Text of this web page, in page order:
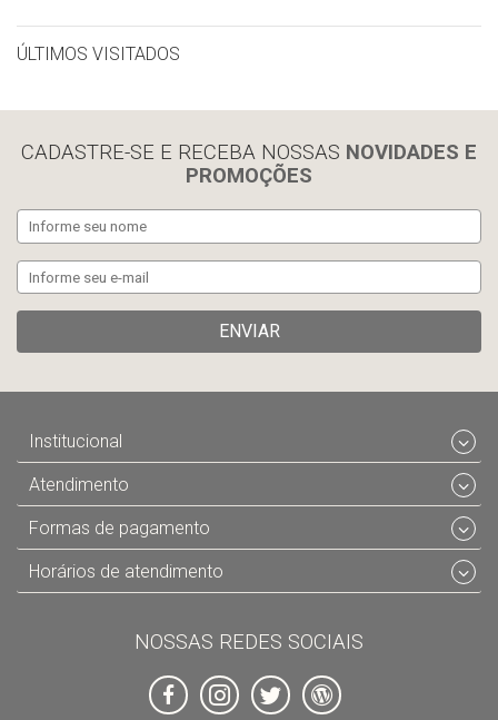
ÚLTIMOS VISITADOS
CADASTRE-SE E RECEBA NOSSAS NOVIDADES E
PROMOÇÕES
ENVIAR
Institucional
Atendimento
Formas de pagamento
Horários de atendimento
NOSSAS REDES SOCIAIS